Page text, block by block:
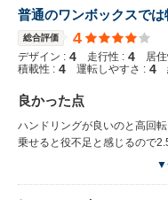
普通のワンボックスで
総合評価 4
デザイン : 4 走行性 : 4 居
積載性 : 4 運転しやすさ : 4
良かった点
ハンドリングが良いのと高回
乗せると役不足と感じるので2.5Lがいいと
り高そうな車に見られる（サイズからかな？）▼